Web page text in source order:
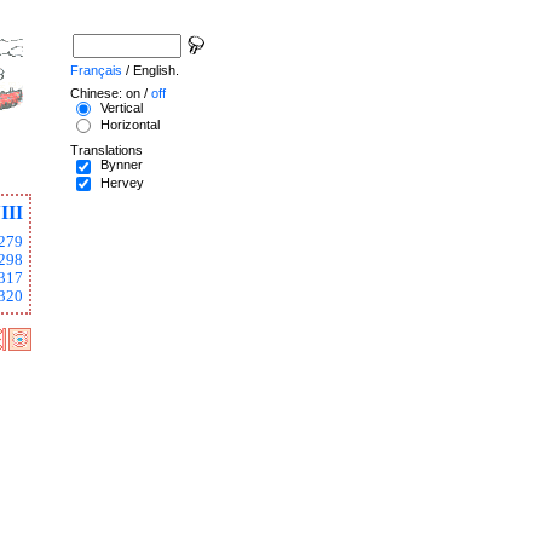
Français / English.
Chinese: on / off
Vertical
Horizontal
Translations
Bynner
Hervey